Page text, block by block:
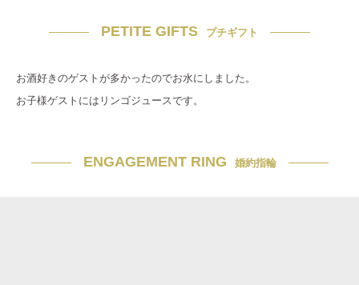
PETITE GIFTS プチギフト
お酒好きのゲストが多かったのでお水にしました。
お子様ゲストにはリンゴジュースです。
ENGAGEMENT RING 婚約指輪